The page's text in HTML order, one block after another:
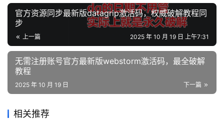
官方资源同步最新版datagrip激活码，权威破解教程同
步
上一篇 2025 年 10 月 19 日 上午7:31
无需注册账号官方最新版webstorm激活码，最全破解
教程
下一篇
2025 年 10 月 19 日
相关推荐